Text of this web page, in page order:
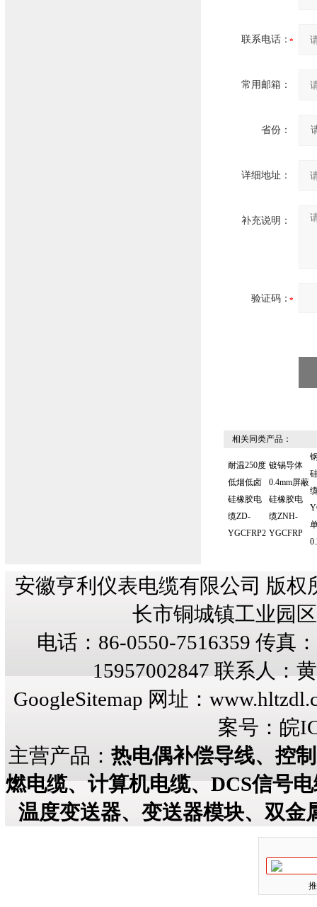
联系电话：
常用邮箱：
省份：
详细地址：
补充说明：
验证码：
相关同类产品：
耐温250度
低烟低卤
硅橡胶电
缆ZD-
YGCFRP2
镀锡导体
0.4mm屏蔽
硅橡胶电
缆ZNH-
YGCFRP
安徽亨利仪表电缆有限公司 版权
长市铜城镇工业园
电话：86-0550-7516359 传真
15957002847 联系人：
GoogleSitemap 网址：
案号： 皖
主营产品： 热电偶补偿导线、控
燃电缆、计算机电缆、DCS信号
温度变送器、变送器模块、双金